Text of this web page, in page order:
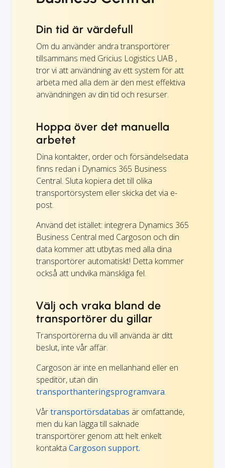
Din tid är värdefull
Om du använder andra transportörer
tillsammans med Gricius Logistics UAB ,
tror vi att användning av ett system för att
arbeta med alla dem är den mest effektiva
användningen av din tid och resurser.
Hoppa över det manuella
arbetet
Dina kontakter, order och försändelsedata
finns redan i Dynamics 365 Business
Central. Sluta kopiera det till olika
transportörsystem eller skicka det via e-
post.
Använd det istället: integrera Dynamics 365
Business Central med Cargoson och din
data kommer att utbytas med alla dina
transportörer automatiskt! Detta kommer
också att undvika mänskliga fel.
Välj och vraka bland de
transportörer du gillar
Transportörerna du vill använda är ditt
beslut, inte vår affär.
Cargoson är inte en mellanhand eller en
speditör, utan din
transporthanteringsprogramvara.
Vårtransportörsdatabas är omfattande,
men du kan lägga till saknade
transportörer genom att helt enkelt
kontakta Cargoson support.